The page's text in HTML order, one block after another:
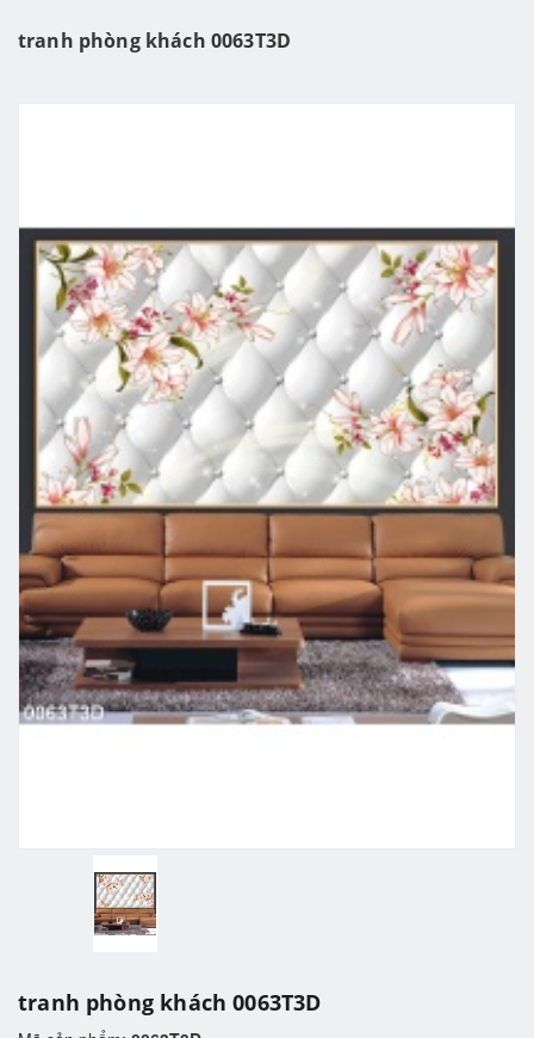
tranh phòng khách 0063T3D
tranh phòng khách 0063T3D